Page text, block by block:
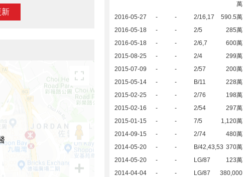
新
萬
2016-05-27
- - 2/16,17
590.5萬
2016-05-18
- - 2/5
285萬
2016-05-18
- - 2/6,7
600萬
2015-08-25
- - 2/4
299萬
2015-07-09
- - 2/57
200萬
2015-05-14
- - B/11
228萬
2015-02-25
- - 2/76
198萬
2015-02-16
- - 2/54
297萬
2015-01-15
- - 7/5
1,120萬
2014-09-15
- - 2/74
480萬
2014-05-20
- - B/42,43,53 370萬
2014-05-20
- - LG/87
123萬
2014-04-04
- - LG/87
380,000